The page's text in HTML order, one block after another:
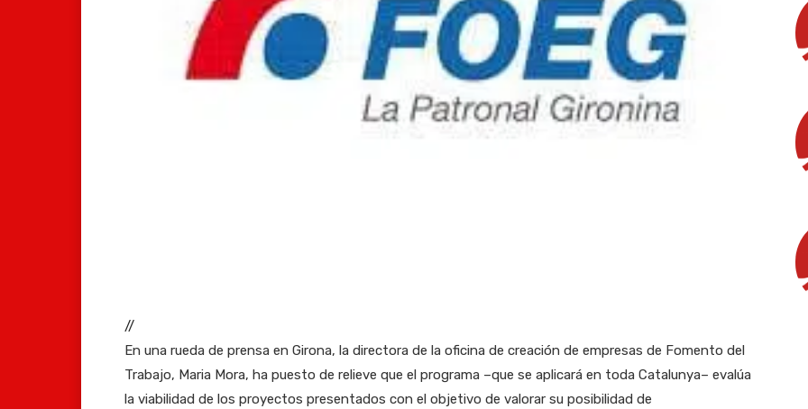
//
En una rueda de prensa en Girona, la directora de la oficina de creación de empresas de Fomento del
Trabajo, Maria Mora, ha puesto de relieve que el programa –que se aplicará en toda Catalunya– evalúa
la viabilidad de los proyectos presentados con el objetivo de valorar su posibilidad de